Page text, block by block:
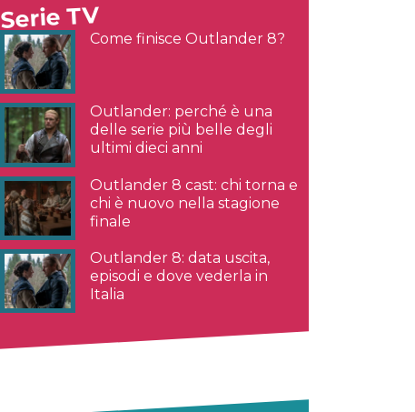
Serie TV
Come finisce Outlander 8?
Outlander: perché è una
delle serie più belle degli
ultimi dieci anni
Outlander 8 cast: chi torna e
chi è nuovo nella stagione
finale
Outlander 8: data uscita,
episodi e dove vederla in
Italia